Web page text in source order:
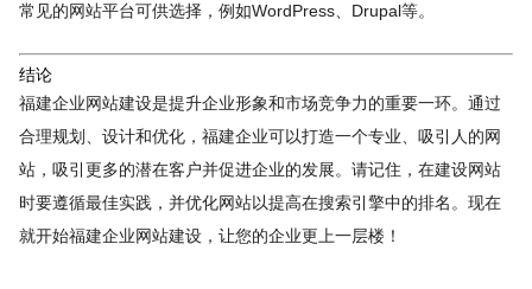
常见的网站平台可供选择，例如WordPress、Drupal等。
结论
福建企业网站建设是提升企业形象和市场竞争力的重要一环。通过
合理规划、设计和优化，福建企业可以打造一个专业、吸引人的网
站，吸引更多的潜在客户并促进企业的发展。请记住，在建设网站
时要遵循最佳实践，并优化网站以提高在搜索引擎中的排名。现在
就开始福建企业网站建设，让您的企业更上一层楼！